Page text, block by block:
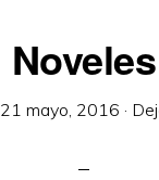
Noveles
21 mayo, 2016 ·